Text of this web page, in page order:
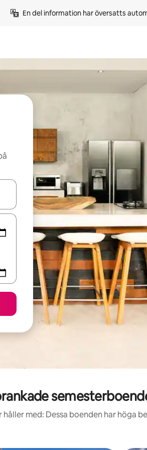
En del information har översatts
upp- och nedåtpilarna eller utforska
håller med: Dessa boenden har höga